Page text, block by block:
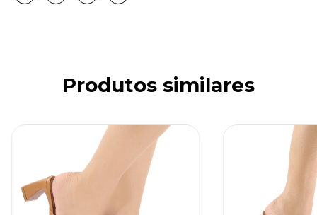
Produtos similares